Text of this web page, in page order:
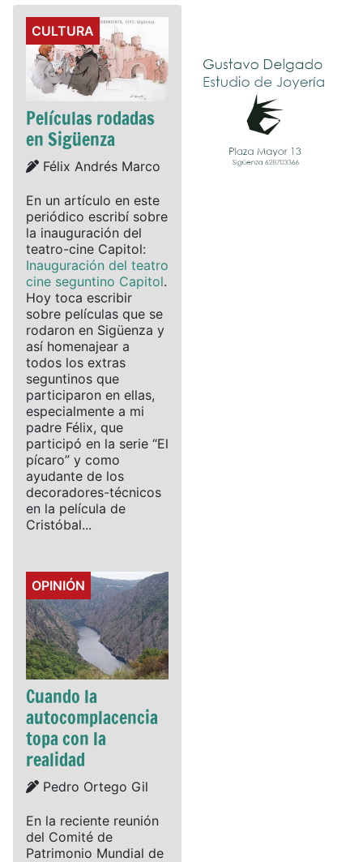
Details
CULTURA
Películas rodadas
en Sigüenza
Details
Félix Andrés Marco
En un artículo en este
periódico escribí sobre
la inauguración del
teatro-cine Capitol:
Inauguración del teatro
cine seguntino Capitol.
Hoy toca escribir
sobre películas que se
rodaron en Sigüenza y
así homenajear a
todos los extras
seguntinos que
participaron en ellas,
especialmente a mi
padre Félix, que
participó en la serie “El
pícaro” y como
ayudante de los
decoradores-técnicos
en la película de
Cristóbal...
Details
OPINIÓN
Cuando la
autocomplacencia
topa con la
realidad
Details
Pedro Ortego Gil
En la reciente reunión
del Comité de
Patrimonio Mundial de